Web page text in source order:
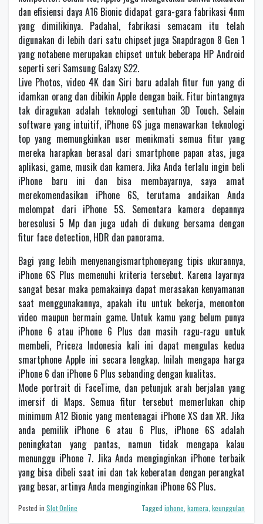
dan efisiensi daya A16 Bionic didapat gara-gara fabrikasi 4nm
yang dimilikinya. Padahal, fabrikasi semacam itu telah
digunakan di lebih dari satu chipset juga Snapdragon 8 Gen 1
yang notabene merupakan chipset untuk beberapa HP Android
seperti seri Samsung Galaxy S22.
Live Photos, video 4K dan Siri baru adalah fitur fun yang di
idamkan orang dan dibikin Apple dengan baik. Fitur bintangnya
tak diragukan adalah teknologi sentuhan 3D Touch. Selain
software yang intuitif, iPhone 6S juga menawarkan teknologi
top yang memungkinkan user menikmati semua fitur yang
mereka harapkan berasal dari smartphone papan atas, juga
aplikasi, game, musik dan kamera. Jika Anda terlalu ingin beli
iPhone baru ini dan bisa membayarnya, saya amat
merekomendasikan iPhone 6S, terutama andaikan Anda
melompat dari iPhone 5S. Sementara kamera depannya
beresolusi 5 Mp dan juga udah di dukung bersama dengan
fitur face detection, HDR dan panorama.
Bagi yang lebih menyenangismartphoneyang tipis ukurannya,
iPhone 6S Plus memenuhi kriteria tersebut. Karena layarnya
sangat besar maka pemakainya dapat merasakan kenyamanan
saat menggunakannya, apakah itu untuk bekerja, menonton
video maupun bermain game. Untuk kamu yang belum punya
iPhone 6 atau iPhone 6 Plus dan masih ragu-ragu untuk
membeli, Priceza Indonesia kali ini dapat mengulas kedua
smartphone Apple ini secara lengkap. Inilah mengapa harga
iPhone 6 dan iPhone 6 Plus sebanding dengan kualitas.
Mode portrait di FaceTime, dan petunjuk arah berjalan yang
imersif di Maps. Semua fitur tersebut memerlukan chip
minimum A12 Bionic yang mentenagai iPhone XS dan XR. Jika
anda pemilik iPhone 6 atau 6 Plus, iPhone 6S adalah
peningkatan yang pantas, namun tidak mengapa kalau
menunggu iPhone 7. Jika Anda menginginkan iPhone terbaik
yang bisa dibeli saat ini dan tak keberatan dengan perangkat
yang besar, artinya Anda menginginkan iPhone 6S Plus.
Posted in Slot Online Tagged iphone kamera keunggulan